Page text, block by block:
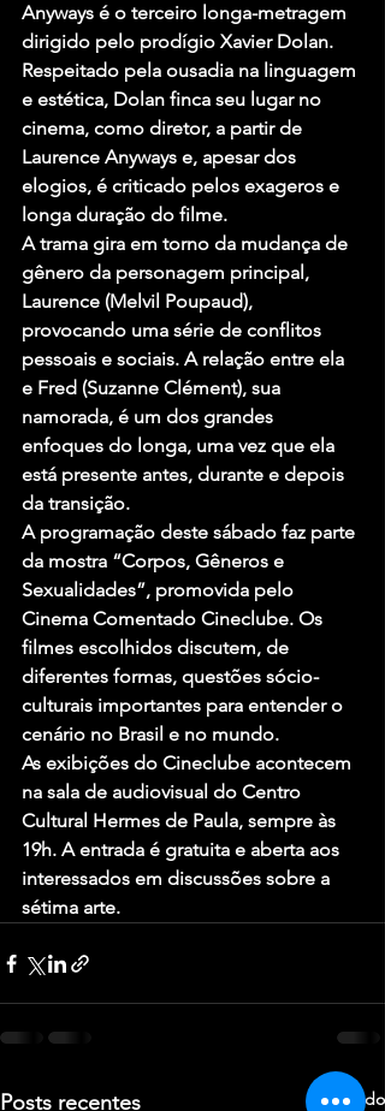
Anyways é o terceiro longa-metragem
dirigido pelo prodígio Xavier Dolan.
Respeitado pela ousadia na linguagem
e estética, Dolan finca seu lugar no
cinema, como diretor, a partir de
Laurence Anyways e, apesar dos
elogios, é criticado pelos exageros e
longa duração do filme.
A trama gira em torno da mudança de
gênero da personagem principal,
Laurence (Melvil Poupaud),
provocando uma série de conflitos
pessoais e sociais. A relação entre ela
e Fred (Suzanne Clément), sua
namorada, é um dos grandes
enfoques do longa, uma vez que ela
está presente antes, durante e depois
da transição.
A programação deste sábado faz parte
da mostra “Corpos, Gêneros e
Sexualidades”, promovida pelo
Cinema Comentado Cineclube. Os
filmes escolhidos discutem, de
diferentes formas, questões sócio-
culturais importantes para entender o
cenário no Brasil e no mundo.
As exibições do Cineclube acontecem
na sala de audiovisual do Centro
Cultural Hermes de Paula, sempre às
19h. A entrada é gratuita e aberta aos
interessados em discussões sobre a
sétima arte.
Posts recentes Ver tudo